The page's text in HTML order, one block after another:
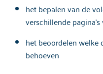
het bepalen van de
verschillende
het beoordelen welke
behoeven